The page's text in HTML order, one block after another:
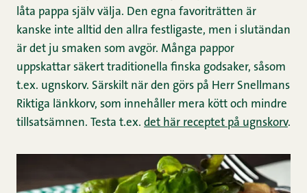
låta pappa själv välja. Den egna favoriträtten är
kanske inte alltid den allra festligaste, men i slutändan
är det ju smaken som avgör. Många pappor
uppskattar säkert traditionella finska godsaker, såsom
t.ex. ugnskorv. Särskilt när den görs på Herr Snellmans
Riktiga länkkorv, som innehåller mera kött och mindre
tillsatsämnen. Testa t.ex. det här receptet på ugnskorv.